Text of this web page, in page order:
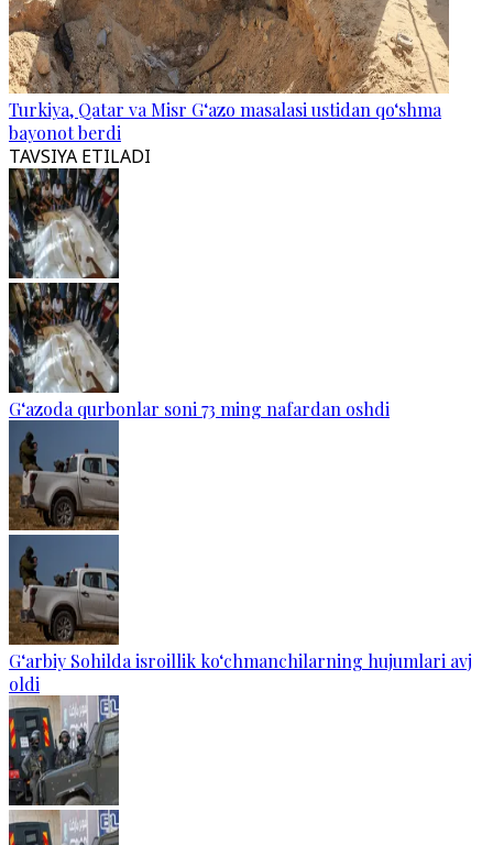
Turkiya, Qatar va Misr G‘azo masalasi ustidan qo‘shma
bayonot berdi
TAVSIYA ETILADI
G‘azoda qurbonlar soni 73 ming nafardan oshdi
G‘arbiy Sohilda isroillik ko‘chmanchilarning hujumlari avj
oldi